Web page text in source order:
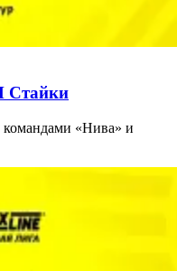
Стайки
командами «Нива» и